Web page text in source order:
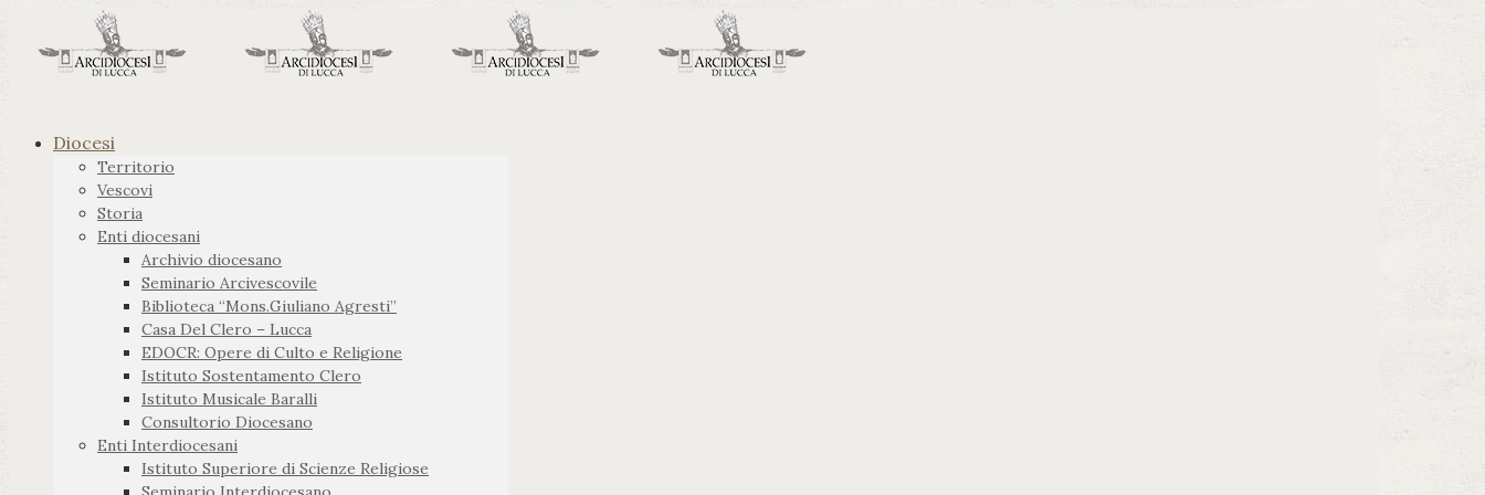
Diocesi
Territorio
Vescovi
Storia
Enti diocesani
Archivio diocesano
Seminario Arcivescovile
Biblioteca “Mons.Giuliano Agresti”
Casa Del Clero – Lucca
EDOCR: Opere di Culto e Religione
Istituto Sostentamento Clero
Istituto Musicale Baralli
Consultorio Diocesano
Enti Interdiocesani
Istituto Superiore di Scienze Religiose